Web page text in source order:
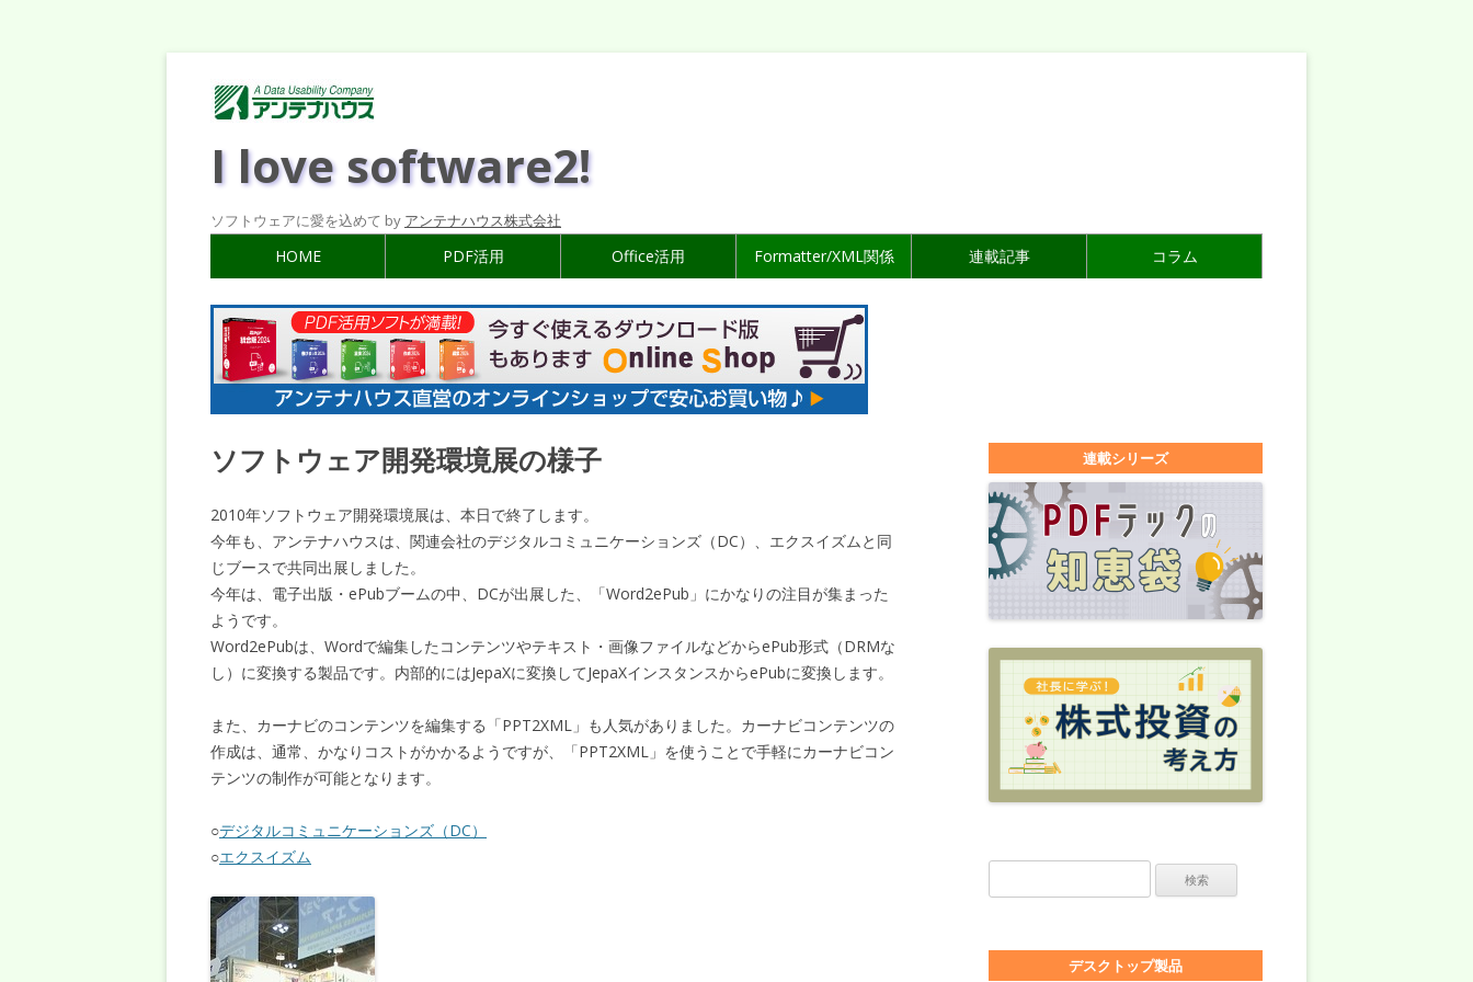
I love software2!
ソフトウェアに愛を込めて by アンテナハウス株式会社
HOME PDF活用 Office活用 Formatter/XML関係 連載記事 コラム
ソフトウェア開発環境展の様子
2010年ソフトウェア開発環境展は、本日で終了します。
今年も、アンテナハウスは、関連会社のデジタルコミュニケーションズ（DC）、エクスイズムと同
じブースで共同出展しました。
今年は、電子出版・ePubブームの中、DCが出展した、「Word2ePub」にかなりの注目が集まった
ようです。
Word2ePubは、Wordで編集したコンテンツやテキスト・画像ファイルなどからePub形式（DRMな
し）に変換する製品です。内部的にはJepaXに変換してJepaXインスタンスからePubに変換します。
また、カーナビのコンテンツを編集する「PPT2XML」も人気がありました。カーナビコンテンツの
作成は、通常、かなりコストがかかるようですが、「PPT2XML」を使うことで手軽にカーナビコン
テンツの制作が可能となります。
○デジタルコミュニケーションズ（DC）
○エクスイズム
連載シリーズ
デスクトップ製品